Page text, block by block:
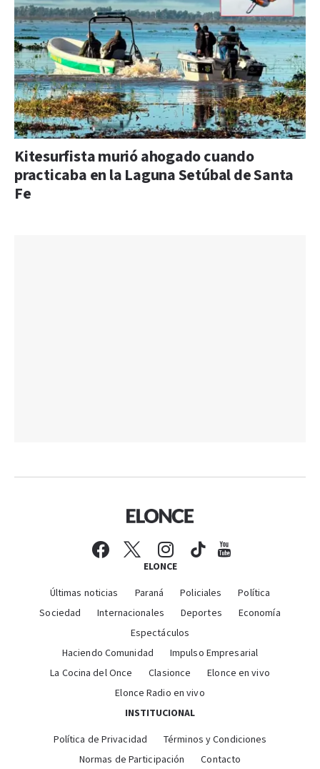
Kitesurfista murió ahogado cuando
practicaba en la Laguna Setúbal de Santa
Fe
ELONCE
Últimas noticias Paraná Policiales
Política
Sociedad
Internacionales Deportes
Economía
Espectáculos
Haciendo Comunidad
Impulso Empresarial
La Cocina del Once
Clasionce
Elonce en vivo
Elonce Radio en vivo
INSTITUCIONAL
Política de Privacidad
Términos y Condiciones
Normas de Participación
Contacto